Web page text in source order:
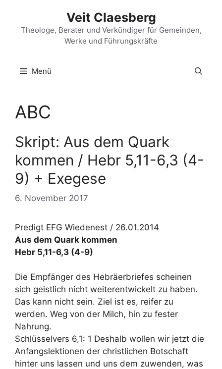
springen
Veit Claesberg
Theologe, Berater und Verkündiger für Gemeinden,
Werke und Führungskräfte
Menü
ABC
Skript: Aus dem Quark
kommen / Hebr 5,11-6,3 (4-
9) + Exegese
6. November 2017
Predigt EFG Wiedenest / 26.01.2014
Aus dem Quark kommen
Hebr 5,11-6,3 (4-9)
Die Empfänger des Hebräerbriefes scheinen
sich geistlich nicht weiterentwickelt zu haben.
Das kann nicht sein. Ziel ist es, reifer zu
werden. Weg von der Milch, hin zu fester
Nahrung.
Schlüsselvers 6,1: 1 Deshalb wollen wir jetzt die
Anfangslektionen der christlichen Botschaft
hinter uns lassen und uns dem zuwenden, was